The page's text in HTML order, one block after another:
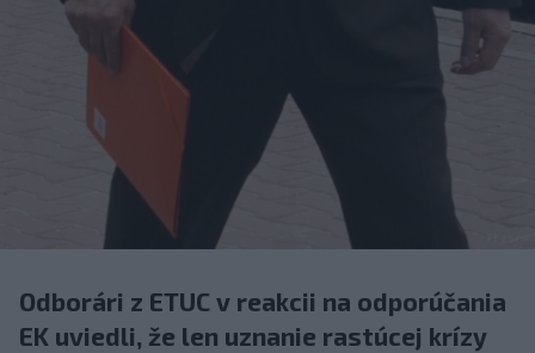
Odborári z ETUC v reakcii na odporúčania
EK uviedli, že len uznanie rastúcej krízy